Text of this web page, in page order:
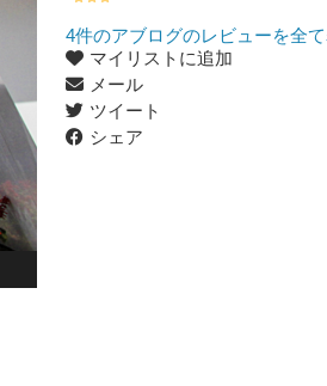
4件のアブログのレビューを全
マイリストに追加
メール
ツイート
シェア